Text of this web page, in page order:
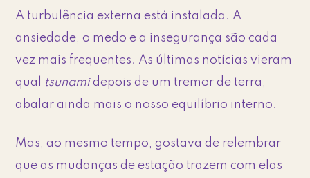
A turbulência externa está instalada. A
ansiedade, o medo e a insegurança são cada
vez mais frequentes. As últimas notícias vieram
qual tsunamidepois de um tremor de terra,
abalar ainda mais o nosso equilíbrio interno.
Mas, ao mesmo tempo, gostava de relembrar
que as mudanças de estação trazem com elas